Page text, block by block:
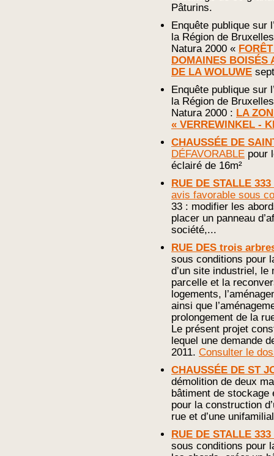
Pâturins.
Enquête publique sur
la Région de
Natura 2000 «
DOMAINES BOISÉS
DE LA WOLUWE
Enquête publique sur
la Région de
Natura 2000 : LA
« VERREWINKEL -
CHAUSSÉE DE
DÉFAVORABLE pour
éclairé de 16m²
RUE DE STALLE 333
avis favorable sous
33 : modifier les
placer un panneau
société,...
RUE DES trois
sous conditions pour
d’un site industriel, le
parcelle et la
logements,
ainsi que
prolongement de la
Le présent projet
lequel une demande
2011. Consulter le
CHAUSSÉE DE ST
démolition de deux
bâtiment de stockage
pour la construction
rue et d’une
RUE DE STALLE 333
sous conditions pour